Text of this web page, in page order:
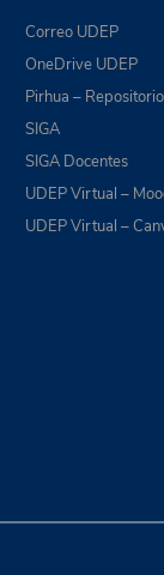
Correo UDEP
OneDrive UDEP
Pirhua –
SIGA
SIGA Docentes
UDEP Virtual –
UDEP Virtual –